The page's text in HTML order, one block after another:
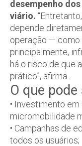
desempenho
viário.
depende
operação — como
principalmente,
há o risco de que
prático”, afirma.
O que
• Investimento
micromobilidade
• Campanhas de
todos os usuários;